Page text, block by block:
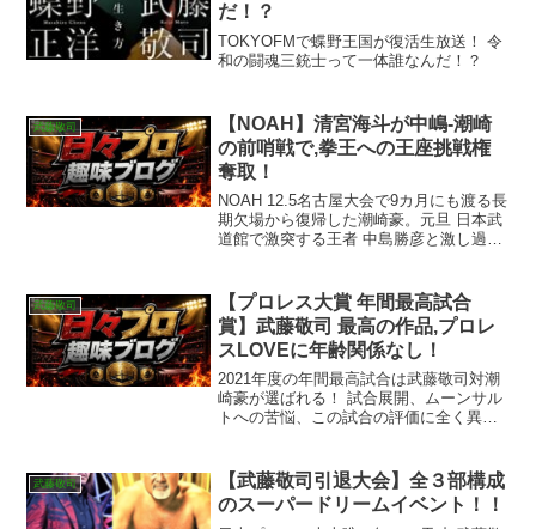
だ！？
TOKYOFMで蝶野王国が復活生放送！ 令
和の闘魂三銃士って一体誰なんだ！？
武藤敬司
【NOAH】清宮海斗が中嶋-潮崎
の前哨戦で,拳王への王座挑戦権
奪取！
NOAH 12.5名古屋大会で9カ月にも渡る長
期欠場から復帰した潮崎豪。元旦 日本武
道館で激突する王者 中島勝彦と激し過ぎ
武藤敬司
【プロレス大賞 年間最高試合
賞】武藤敬司 最高の作品,プロレ
スLOVEに年齢関係なし！
2021年度の年間最高試合は武藤敬司対潮
崎豪が選ばれる！ 試合展開、ムーンサル
トへの苦悩、この試合の評価に全く異論
武藤敬司
【武藤敬司引退大会】全３部構成
のスーパードリームイベント！！